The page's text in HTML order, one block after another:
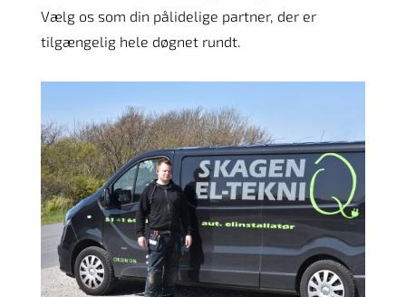
Vælg os som din pålidelige partner, der er
tilgængelig hele døgnet rundt.